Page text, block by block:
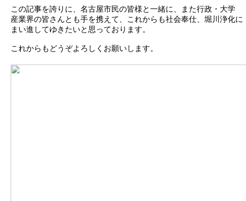
この記事を誇りに、名古屋市民の皆様と一緒に、また行政・大学
産業界の皆さんとも手を携えて、これからも社会奉仕、堀川浄化に
まい進してゆきたいと思っております。
これからもどうぞよろしくお願いします。